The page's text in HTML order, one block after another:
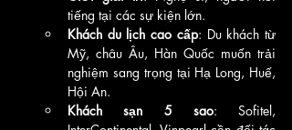
tiếng tại các sự kiện lớn.
Khách du lịch cao cấp: Du khách từ
Mỹ, châu Âu, Hàn Quốc muốn trải
nghiệm sang trọng tại Hạ Long, Huế,
Hội An.
Khách sạn 5 sao: Sofitel,